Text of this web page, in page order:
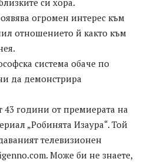
си хора.
огромен интерес към
отношението й както към
система обаче по
да демонстрира
43 години от премиерата на
„Робинята Изаура“. Той
телевизионен
Може би не знаете,